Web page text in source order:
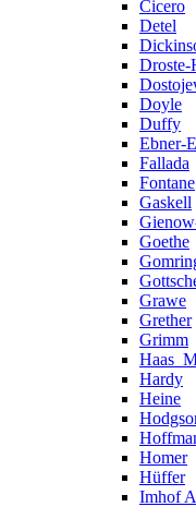
Cicero
Detel
Doyle
Duffy
Ebner-
Fallada
Fontane
Gaskell
Goethe
Grawe
Grether
Grimm
Hardy
Heine
Homer
Hüffer
Imhof